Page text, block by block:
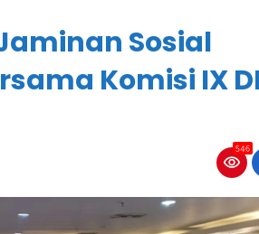
Sosial
Komisi IX
546